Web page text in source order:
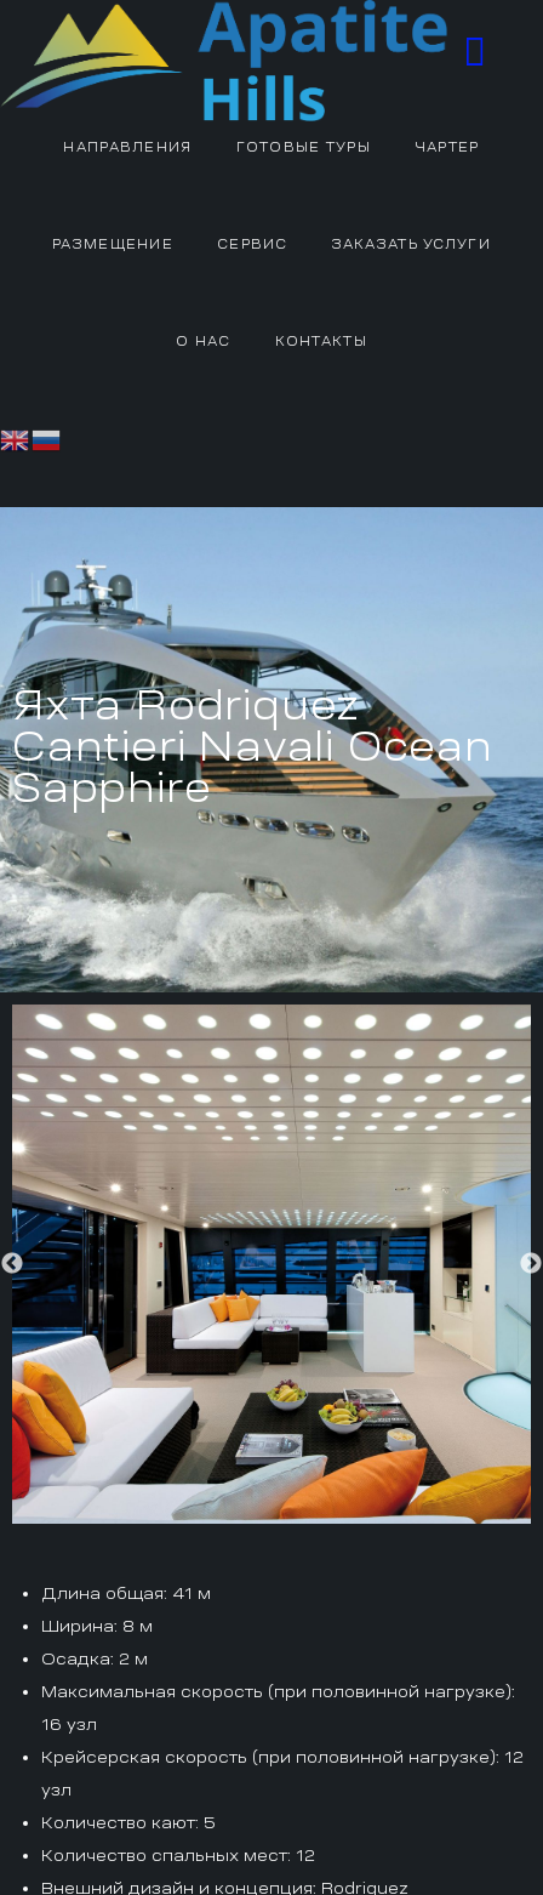
НАПРАВЛЕНИЯ ГОТОВЫЕ ТУРЫ ЧАРТЕР
РАЗМЕЩЕНИЕ СЕРВИС ЗАКАЗАТЬ УСЛУГИ
О НАС КОНТАКТЫ
Яхта Rodriquez
Cantieri Navali Ocean
Sapphire
Длина общая: 41 м
Ширина: 8 м
Осадка: 2 м
Максимальная скорость (при половинной нагрузке):
16 узл
Крейсерская скорость (при половинной нагрузке): 12
узл
Количество кают: 5
Количество спальных мест: 12
Внешний дизайн и концепция: Rodriquez